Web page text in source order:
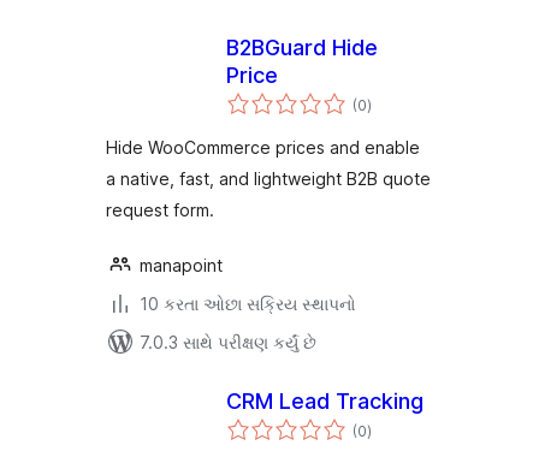
B2BGuard Hide
Price
(0કુલ
રેટિંગ્સ
)
Hide WooCommerce prices and enable
a native, fast, and lightweight B2B quote
request form.
manapoint
10 કરતા ઓછા સક્રિય સ્થાપનો
7.0.3 સાથે પરીક્ષણ કર્યું છે
CRM Lead Tracking
(0કુલ
રેટિંગ્સ
)